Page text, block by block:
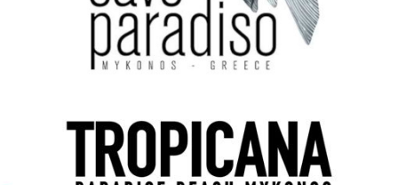
Elections 2023
Ελληνικά English